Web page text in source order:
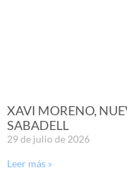
XAVI MORENO,
SABADELL
29 de julio de 2026
Leer más »